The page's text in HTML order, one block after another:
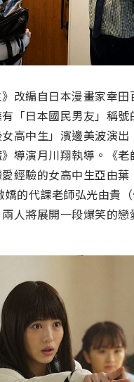
編自日本漫畫家幸田
「日本國民男友」稱號
高中生」濱邊美波演出
導演月川翔執導。《老
經驗的女高中生亞由葉
嬌的代課老師弘光由貴
人將展開一段爆笑的戀